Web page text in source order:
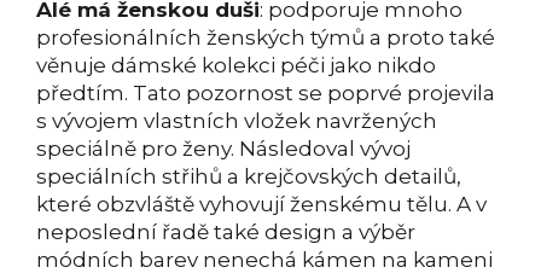
Alé má ženskou duši: podporuje mnoho
profesionálních ženských týmů a proto také
věnuje dámské kolekci péči jako nikdo
předtím. Tato pozornost se poprvé projevila
s vývojem vlastních vložek navržených
speciálně pro ženy. Následoval vývoj
speciálních střihů a krejčovských detailů,
které obzvláště vyhovují ženskému tělu. A v
neposlední řadě také design a výběr
módních barev nenechá kámen na kameni